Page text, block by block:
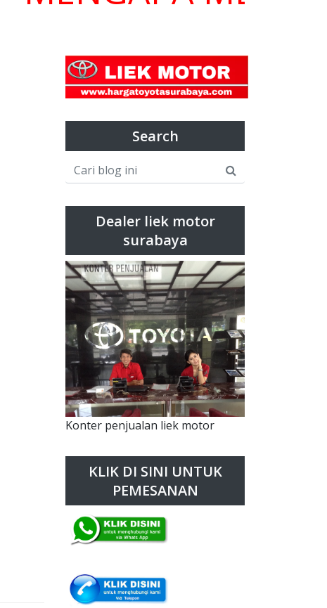
Search
Dealer liek motor
surabaya
Konter penjualan liek motor
KLIK DI SINI UNTUK
PEMESANAN